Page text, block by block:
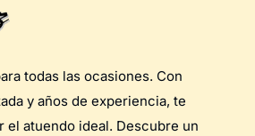
todas las ocasiones. Con
y años de experiencia, te
el atuendo ideal. Descubre un